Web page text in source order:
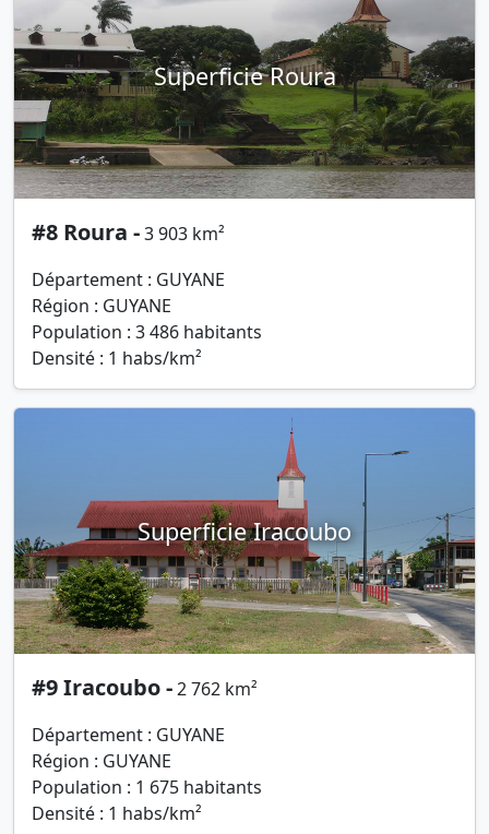
Superficie Roura
#8 Roura -3 903 km²
Département : GUYANE
Région : GUYANE
Population : 3 486 habitants
Densité : 1 habs/km²
Superficie Iracoubo
#9 Iracoubo -2 762 km²
Département : GUYANE
Région : GUYANE
Population : 1 675 habitants
Densité : 1 habs/km²